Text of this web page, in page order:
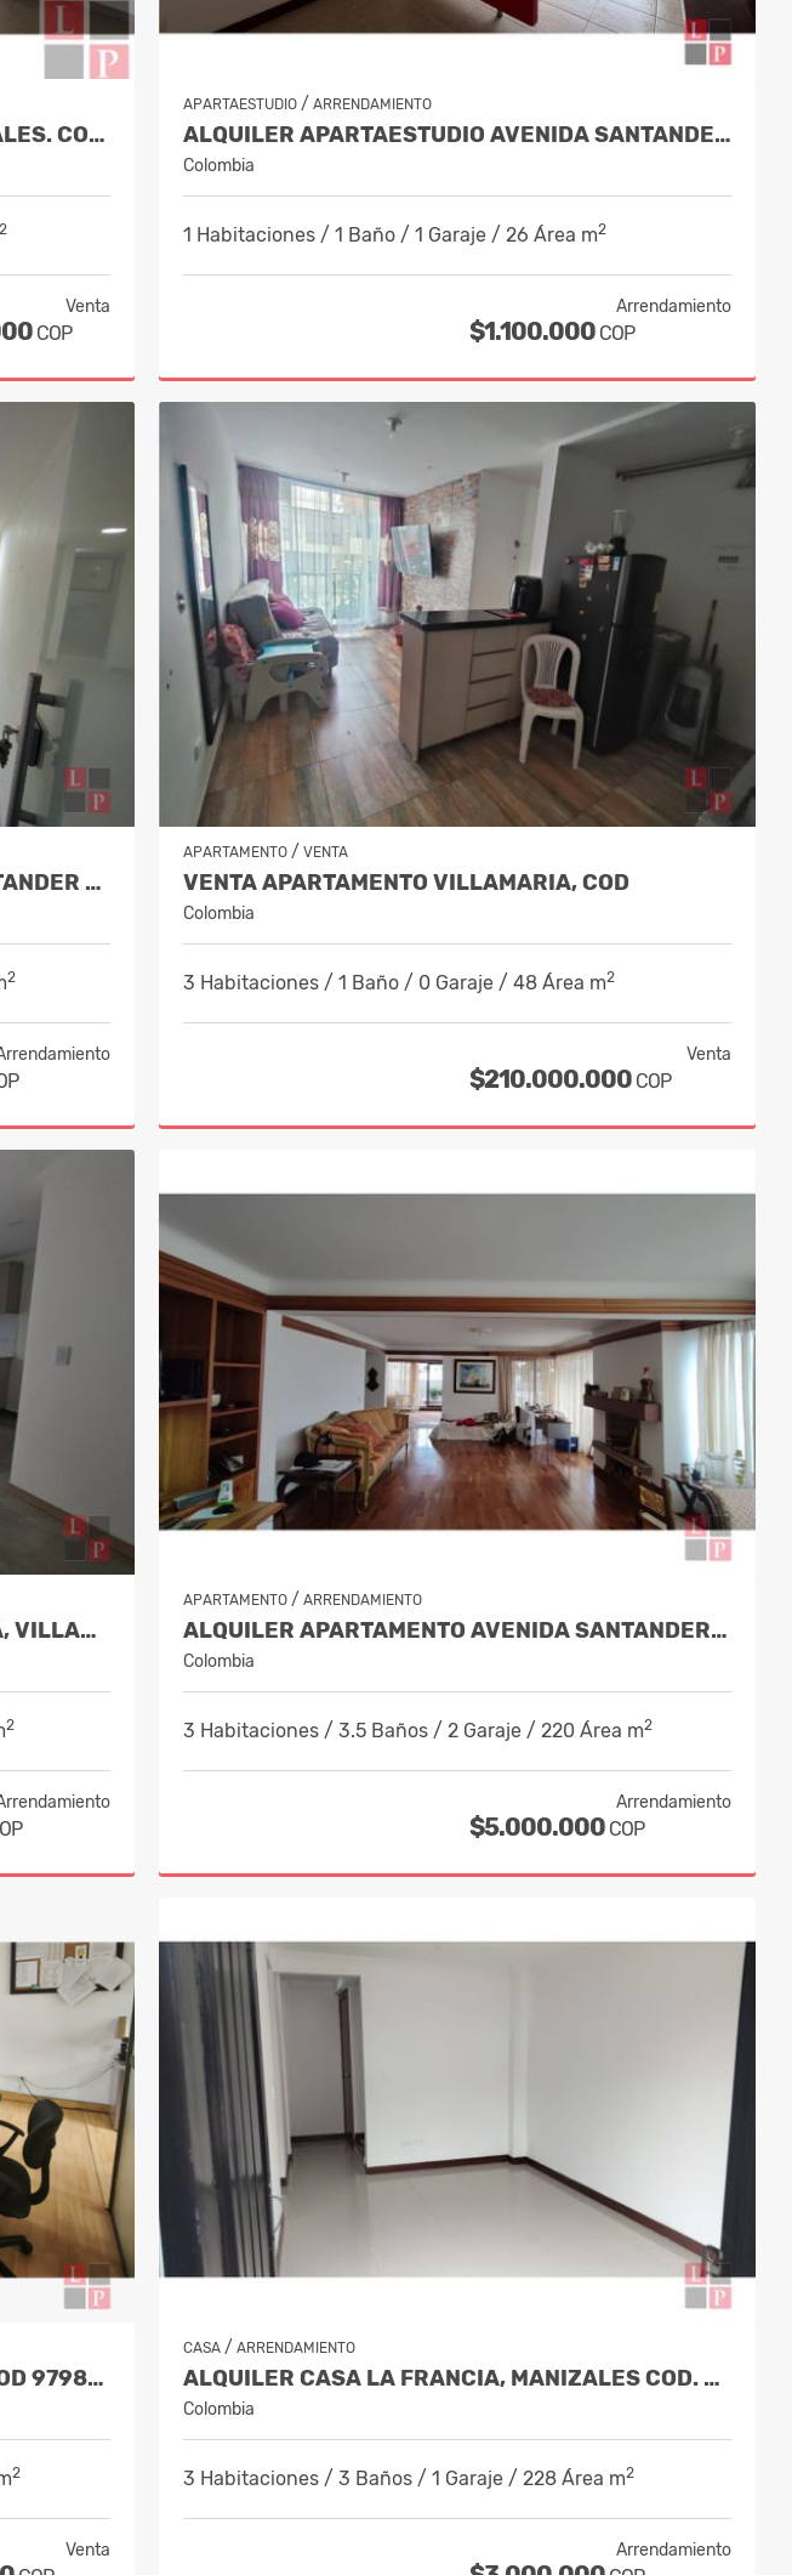
VENTA CASA CONJUNTO MILAN, MANIZALES. COD 9830646
2
Venta
COP
APARTAESTUDIO / ARRENDAMIENTO
ALQUILER APARTAESTUDIO AVENIDA SANTANDER, MANIZALES COD 10200454
Colombia
1 Habitaciones / 1 Baño / 1 Garaje / 26 Área m2
Arrendamiento
$1.100.000 COP
ALQUILER CONSULTORIO AVENIDA SANTANDER COD 10006014
2
APARTAMENTO / VENTA
VENTA APARTAMENTO VILLAMARIA, COD
Colombia
3 Habitaciones / 1 Baño / 0 Garaje / 48 Área m2
Venta
$210.000.000 COP
ALQUILER CASA CONJUNTO LA FLORIDA, VILLAMARÍA COD.10235599
2
APARTAMENTO / ARRENDAMIENTO
ALQUILER APARTAMENTO AVENIDA SANTANDER, MANIZALES COD 9057235
Colombia
3 Habitaciones / 3.5 Baños / 2 Garaje / 220 Área m2
Arrendamiento
$5.000.000 COP
VENTA OFICINA CENTRO, MANIZALES. COD 9798474
2
Venta
CASA / ARRENDAMIENTO
ALQUILER CASA LA FRANCIA, MANIZALES COD. 9905746
Colombia
3 Habitaciones / 3 Baños / 1 Garaje / 228 Área m2
Arrendamiento